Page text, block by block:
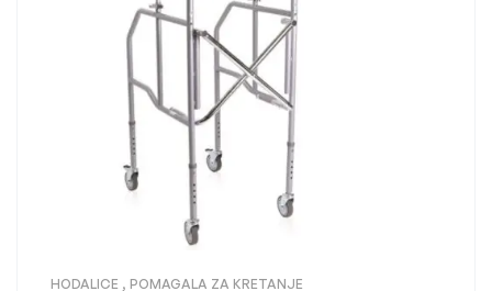
HODALICE , POMAGALA ZA KRETANJE